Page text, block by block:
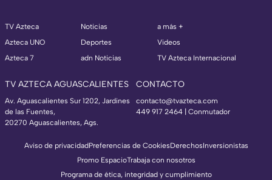
TV Azteca
Azteca UNO
Azteca 7
Noticias
Deportes
adn Noticias
a más +
Videos
TV Azteca Internacional
TV AZTECA AGUASCALIENTES
Av. Aguascalientes Sur 1202, Jardines
de las Fuentes,
20270 Aguascalientes, Ags.
CONTACTO
contacto@tvazteca.com
449 917 2464 | Conmutador
Aviso de privacidadPreferencias de CookiesDerechosInversionistas
Promo EspacioTrabaja con nosotros
Programa de ética, integridad y cumplimiento